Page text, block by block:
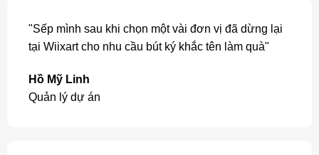
"Sếp mình sau khi chọn một vài đơn vị đã dừng lại
tại Wiixart cho nhu cầu bút ký khắc tên làm quà"
Hồ Mỹ Linh
Quản lý dự án